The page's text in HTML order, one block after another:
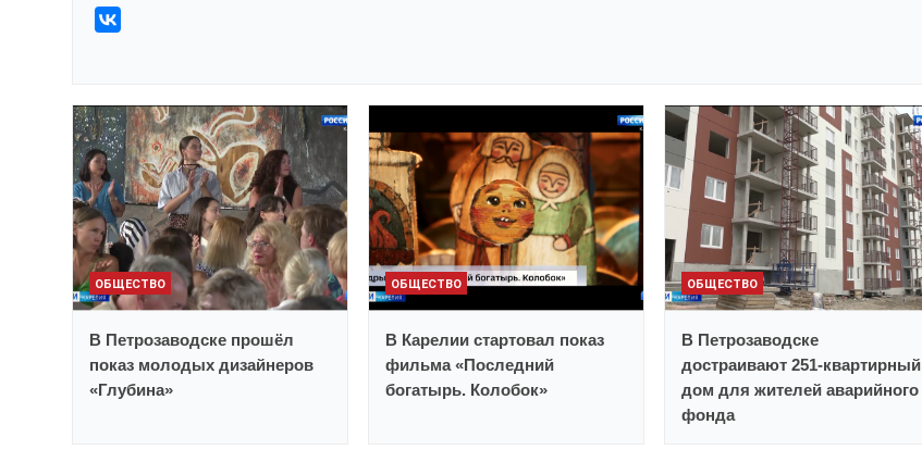
ОБЩЕСТВО
В Петрозаводске прошёл
показ молодых дизайнеров
«Глубина»
ОБЩЕСТВО
В Карелии стартовал показ
фильма «Последний
богатырь. Колобок»
ОБЩЕСТВО
В Петрозаводске
достраивают 251-квартирный
дом для жителей аварийного
фонда